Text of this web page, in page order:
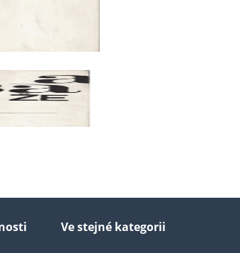
Ve stejné kategorii